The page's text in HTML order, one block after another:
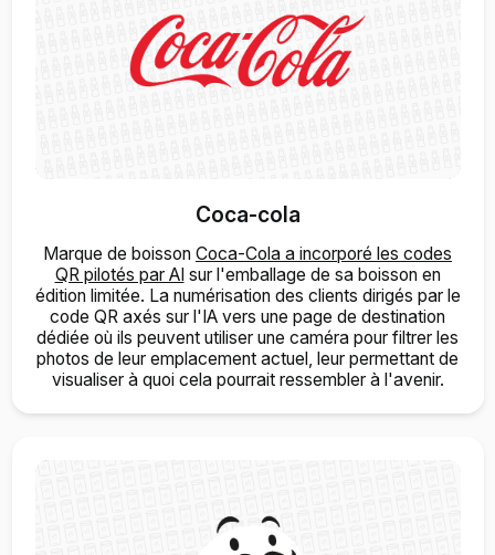
Coca-cola
Marque de boisson Coca-Cola a incorporé les codes
QR pilotés par AI sur l'emballage de sa boisson en
édition limitée. La numérisation des clients dirigés par le
code QR axés sur l'IA vers une page de destination
dédiée où ils peuvent utiliser une caméra pour filtrer les
photos de leur emplacement actuel, leur permettant de
visualiser à quoi cela pourrait ressembler à l'avenir.